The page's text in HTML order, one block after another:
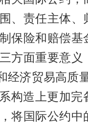
、责任主体、
保险和赔偿基
方面重要意义
经济贸易高质
构造上更加完
将国际公约